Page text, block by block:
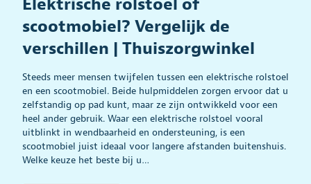
Elektrische rolstoel of
scootmobiel? Vergelijk de
verschillen | Thuiszorgwinkel
Steeds meer mensen twijfelen tussen een elektrische rolstoel
en een scootmobiel. Beide hulpmiddelen zorgen ervoor dat u
zelfstandig op pad kunt, maar ze zijn ontwikkeld voor een
heel ander gebruik. Waar een elektrische rolstoel vooral
uitblinkt in wendbaarheid en ondersteuning, is een
scootmobiel juist ideaal voor langere afstanden buitenshuis.
Welke keuze het beste bij u…